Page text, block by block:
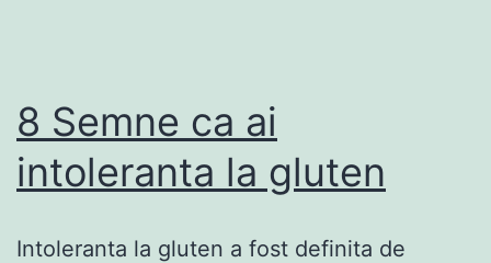
cumperi
niciodata
8 Semne ca ai
intoleranta la gluten
Intoleranta la gluten a fost definita de